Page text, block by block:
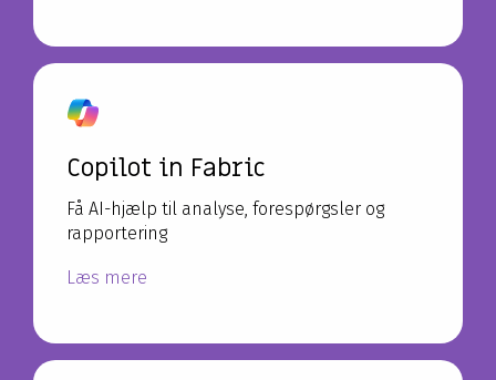
Copilot in Fabric
Få AI-hjælp til analyse, forespørgsler og
rapportering
Læs mere